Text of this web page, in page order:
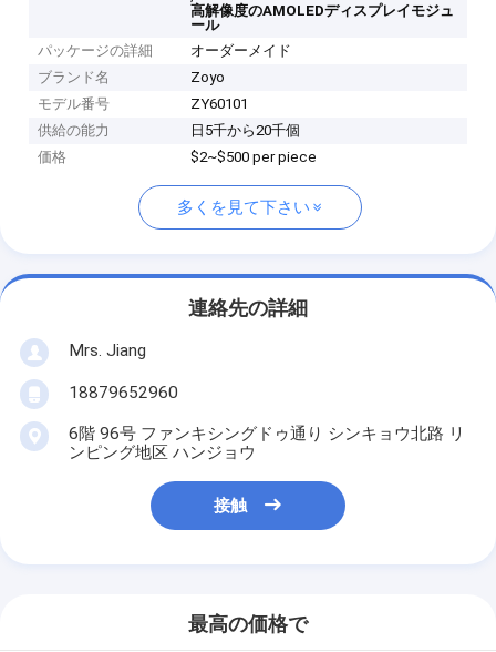
高解像度のAMOLEDディスプレイモジュ
ール
パッケージの詳細
オーダーメイド
ブランド名
Zoyo
モデル番号
ZY60101
供給の能力
日5千から20千個
価格
$2~$500 per piece
多くを見て下さい
連絡先の詳細
Mrs. Jiang
18879652960
6階 96号 ファンキシングドゥ通り シンキョウ北路 リ
ンピング地区 ハンジョウ
接触
最高の価格で